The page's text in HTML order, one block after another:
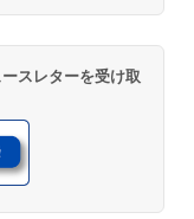
スレターを受け取